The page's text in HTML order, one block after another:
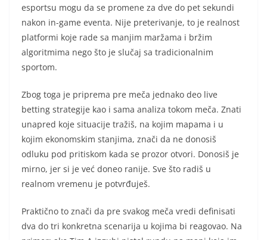
esportsu mogu da se promene za dve do pet sekundi
nakon in-game eventa. Nije preterivanje, to je realnost
platformi koje rade sa manjim maržama i bržim
algoritmima nego što je slučaj sa tradicionalnim
sportom.
Zbog toga je priprema pre meča jednako deo live
betting strategije kao i sama analiza tokom meča. Znati
unapred koje situacije tražiš, na kojim mapama i u
kojim ekonomskim stanjima, znači da ne donosiš
odluku pod pritiskom kada se prozor otvori. Donosiš je
mirno, jer si je već doneo ranije. Sve što radiš u
realnom vremenu je potvrđuješ.
Praktično to znači da pre svakog meča vredi definisati
dva do tri konkretna scenarija u kojima bi reagovao. Na